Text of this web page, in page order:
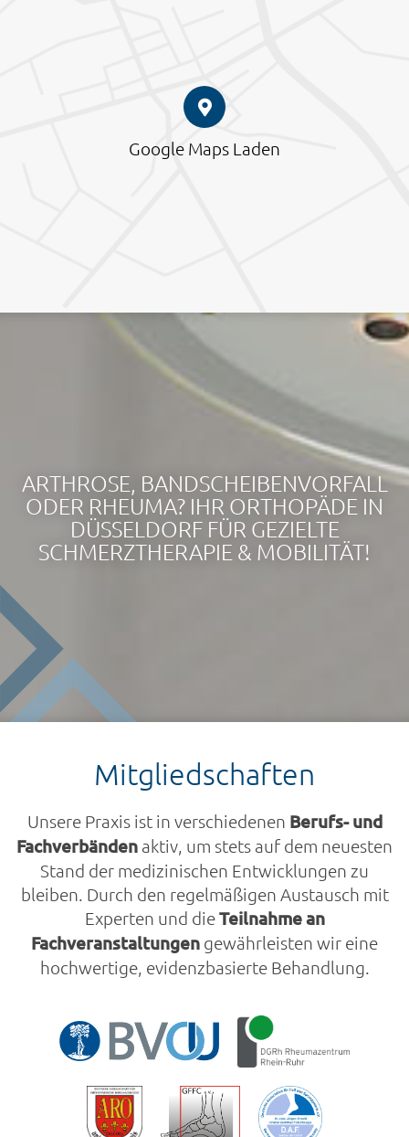
Google Maps Laden
ARTHROSE, BANDSCHEIBENVORFALL
ODER RHEUMA? IHR ORTHOPÄDE IN
DÜSSELDORF FÜR GEZIELTE
SCHMERZTHERAPIE & MOBILITÄT!
Mitgliedschaften
Unsere Praxis ist in verschiedenen Berufs- und
Fachverbänden aktiv, um stets auf dem neuesten
Stand der medizinischen Entwicklungen zu
bleiben. Durch den regelmäßigen Austausch mit
Experten und dieTeilnahme an
Fachveranstaltungen gewährleisten wir eine
hochwertige, evidenzbasierte Behandlung.